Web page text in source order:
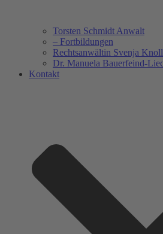
Torsten Schmidt Anwalt
– Fortbildungen
Rechtsanwältin Svenja Knoll
Dr. Manuela Bauerfeind-
Kontakt